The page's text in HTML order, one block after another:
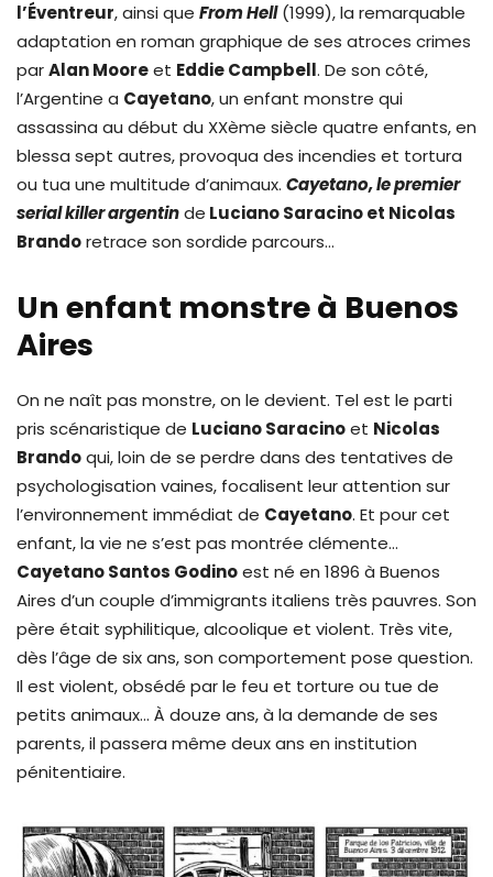
l’Éventreur, ainsi que From Hell(1999), la remarquable
adaptation en roman graphique de ses atroces crimes
parAlan Mooreet Eddie Campbell. De son côté,
l’Argentine a Cayetano, un enfant monstre qui
assassina au début du XXème siècle quatre enfants, en
blessa sept autres, provoqua des incendies et tortura
ou tua une multitude d’animaux. Cayetano, le premier
serial killer argentinde Luciano Saracino et Nicolas
Brandoretrace son sordide parcours…
Un enfant monstre à Buenos
Aires
On ne naît pas monstre, on le devient. Tel est le parti
pris scénaristique de Luciano Saracinoet Nicolas
Brandoqui, loin de se perdre dans des tentatives de
psychologisation vaines, focalisent leur attention sur
l’environnement immédiat de Cayetano. Et pour cet
enfant, la vie ne s’est pas montrée clémente…
Cayetano Santos Godinoest né en 1896 à Buenos
Aires d’un couple d’immigrants italiens très pauvres. Son
père était syphilitique, alcoolique et violent. Très vite,
dès l’âge de six ans, son comportement pose question.
Il est violent, obsédé par le feu et torture ou tue de
petits animaux… À douze ans, à la demande de ses
parents, il passera même deux ans en institution
pénitentiaire.